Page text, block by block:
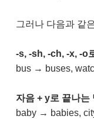
그러나 다음과 같
-s, -sh, -ch, -x, -o
bus → buses,
자음 + y로 끝나
baby → babies,